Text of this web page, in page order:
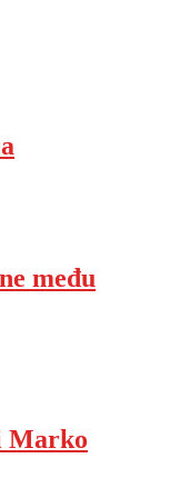
među
Marko